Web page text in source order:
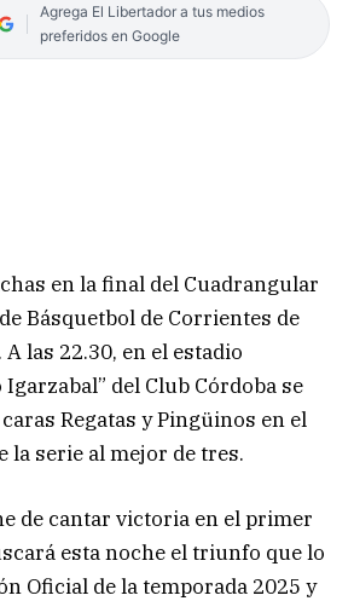
Agrega El Libertador a tus medios
preferidos en Google
en la final del Cuadrangular
Básquetbol de Corrientes de
las 22.30, en el estadio
del Club Córdoba se
Regatas y Pingüinos en el
la serie al mejor de tres.
de cantar victoria en el primer
esta noche el triunfo que lo
Oficial de la temporada 2025 y